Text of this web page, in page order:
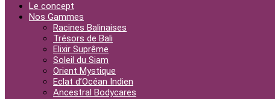
Le concept
Nos Gammes
Racines Balinaises
Trésors de Bali
Elixir Suprême
Soleil du Siam
Orient Mystique
Eclat d’Océan Indien
Ancestral Bodycares